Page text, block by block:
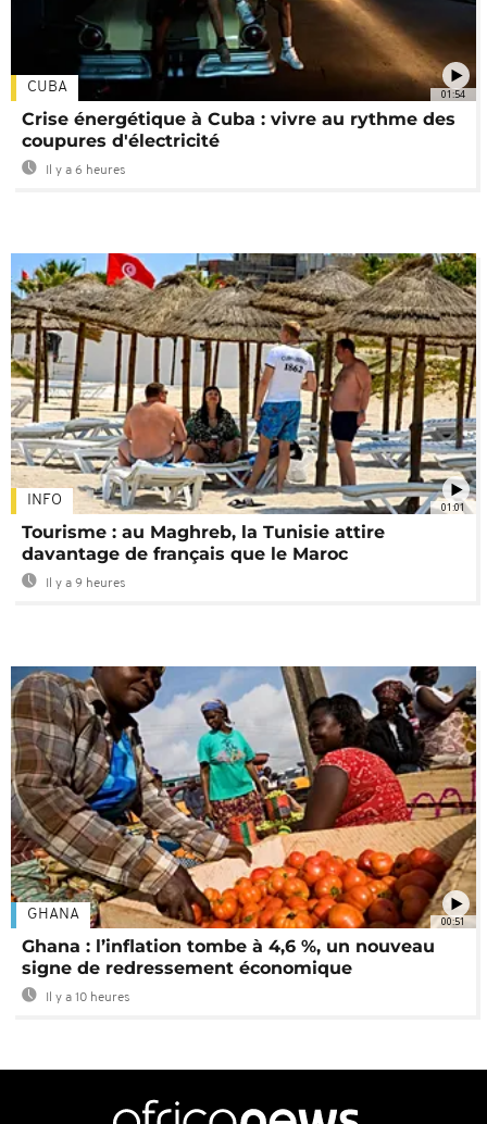
01:54
CUBA
Crise énergétique à Cuba : vivre au rythme des
coupures d'électricité
Il y a 6 heures
01:01
INFO
Tourisme : au Maghreb, la Tunisie attire
davantage de français que le Maroc
Il y a 9 heures
00:51
GHANA
Ghana : l’inflation tombe à 4,6 %, un nouveau
signe de redressement économique
Il y a 10 heures